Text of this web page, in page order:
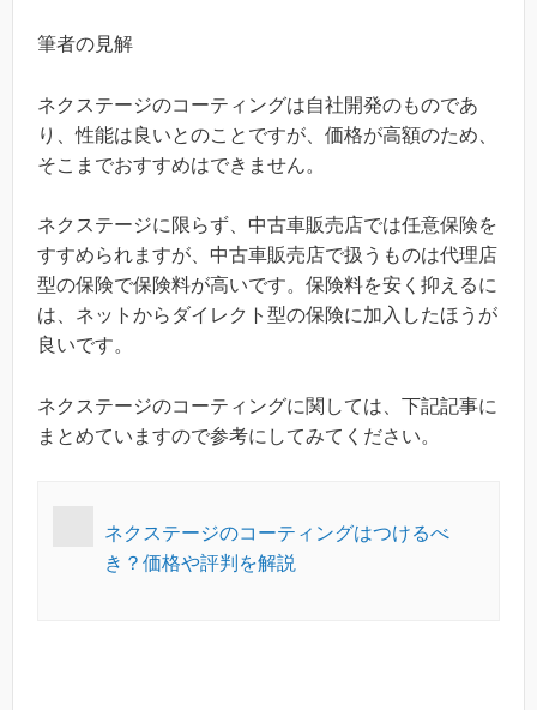
筆者の見解
ネクステージのコーティングは自社開発のものであ
り、性能は良いとのことですが、価格が高額のため、
そこまでおすすめはできません。
ネクステージに限らず、中古車販売店では任意保険を
すすめられますが、中古車販売店で扱うものは代理店
型の保険で保険料が高いです。保険料を安く抑えるに
は、ネットからダイレクト型の保険に加入したほうが
良いです。
ネクステージのコーティングに関しては、下記記事に
まとめていますので参考にしてみてください。
ネクステージのコーティングはつけるべ
き？価格や評判を解説